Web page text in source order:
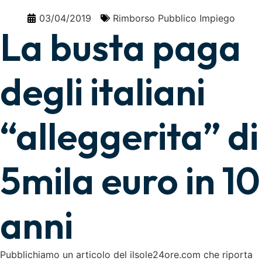
03/04/2019 Rimborso Pubblico Impiego
La busta paga
degli italiani
“alleggerita” di
5mila euro in 10
anni
Pubblichiamo un articolo del ilsole24ore.com che riporta